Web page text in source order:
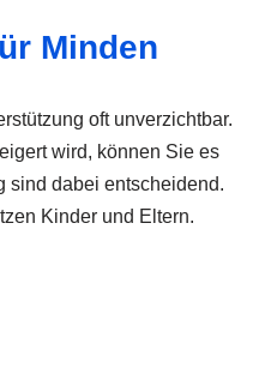
Minden
oft unverzichtbar.
wird, können Sie es
sind dabei entscheidend.
Kinder und Eltern.